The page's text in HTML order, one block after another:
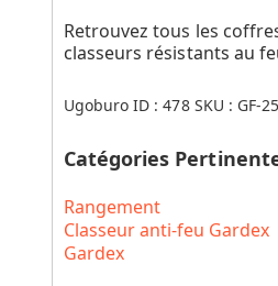
Retrouvez tous les
classeurs résistants au
Ugoburo ID :478 SKU : GF-
Catégories
Rangement
Classeur anti-feu Gardex
Gardex